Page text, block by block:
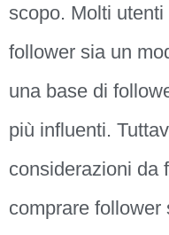
scopo. Molti
follower sia un
una base di
più influenti.
considerazioni da
comprare follower